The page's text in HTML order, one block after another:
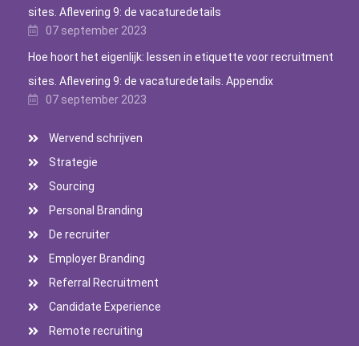
sites. Aflevering 9: de vacaturedetails
07 september 2023
Hoe hoort het eigenlijk: lessen in etiquette voor recruitment
sites. Aflevering 9: de vacaturedetails. Appendix
07 september 2023
Wervend schrijven
Strategie
Sourcing
Personal Branding
De recruiter
Employer Branding
Referral Recruitment
Candidate Experience
Remote recruiting